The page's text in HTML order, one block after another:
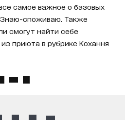
самое важное о базовых
Знаю-споживаю. Также
смогут найти себе
приюта в рубрике Кохання